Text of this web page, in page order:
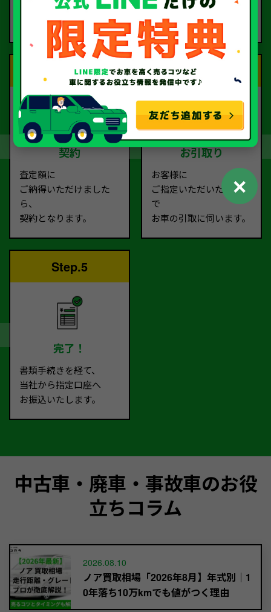
ご依頼ください。
お電話で回答いたしま
す。
Step.3
契約
査定額に
ご納得いただけました
ら、
契約となります。
Step.4
お引取り
お客様に
ご指定いただいた場所ま
で
お車の引取に伺います。
Step.5
完了！
書類手続きを経て、
当社から指定口座へ
お振込いたします。
中古車・廃車・事故車のお役
立ちコラム
2026.08.10
ノア買取相場「2026年8月】年式別｜1
0年落ち10万kmでも値がつく理由
✕